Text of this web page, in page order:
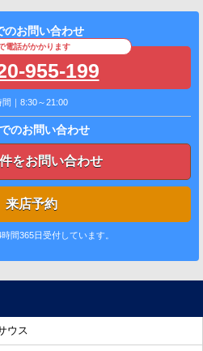
のお問い合わせ
電話がかかります
955-199
間｜8:30～21:00
のお問い合わせ
をお問い合わせ
来店予約
間365日受付しています。
ウス